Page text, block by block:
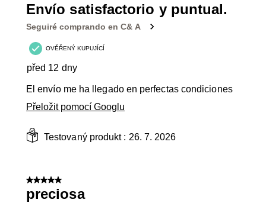
Envío satisfactorio y puntual.
Seguiré comprando en C& A
OVĚŘENÝ KUPUJÍCÍ
před 12 dny
El envío me ha llegado en perfectas condiciones
Přeložit pomocí Googlu
Testovaný produkt : 26. 7. 2026
5 z 5 hvězdiček.
preciosa